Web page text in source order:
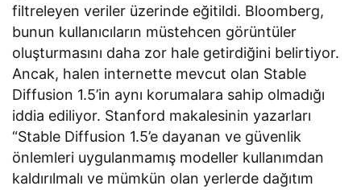
filtreleyen veriler üzerinde eğitildi. Bloomberg,
bunun kullanıcıların müstehcen görüntüler
oluşturmasını daha zor hale getirdiğini belirtiyor.
Ancak, halen internette mevcut olan Stable
Diffusion 1.5’in aynı korumalara sahip olmadığı
iddia ediliyor. Stanford makalesinin yazarları
“Stable Diffusion 1.5’e dayanan ve güvenlik
önlemleri uygulanmamış modeller kullanımdan
kaldırılmalı ve mümkün olan yerlerde dağıtım